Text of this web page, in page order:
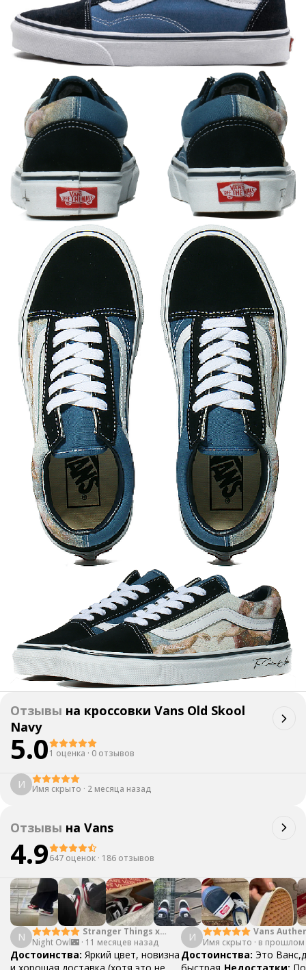
Отзывы на кроссовки Vans Old Skool
Navy
5.01 оценка · 0 отзывов
И Имя скрыто · 2 месяца назад
Отзывы на Vans
4.9647 оценок · 186 отзывов
N
Stranger Things x
Vans SK8 Reissue
Night Owl🌃 · 11 месяцев назад
Достоинства: Яркий цвет, новизна
И
Vans
Moon Blue
Имя скрыто · в прошлом
Достоинства: Это